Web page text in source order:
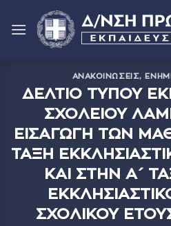
Μετάβαση
στο
περιεχόμενο
ΑΝΑΚΟΙΝΏΣΕΙΣ,
ΔΕΛΤΙΟ ΤΥΠΟΥ
ΣΧΟΛΕΙΟΥ
ΕΙΣΑΓΩΓΗ ΤΩΝ
ΤΑΞΗ
ΚΑΙ ΣΤΗΝ Α΄
ΣΧΟΛΙΚΟΥ